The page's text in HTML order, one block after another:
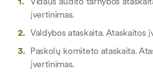
įvertinimas.
Valdybos ataskaita. Ataskaitos
Paskolų komiteto ataskaita.
įvertinimas.